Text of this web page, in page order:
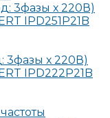
3фазы х 220В)
IPD251P21B
3фазы х 220В)
IPD222P21B